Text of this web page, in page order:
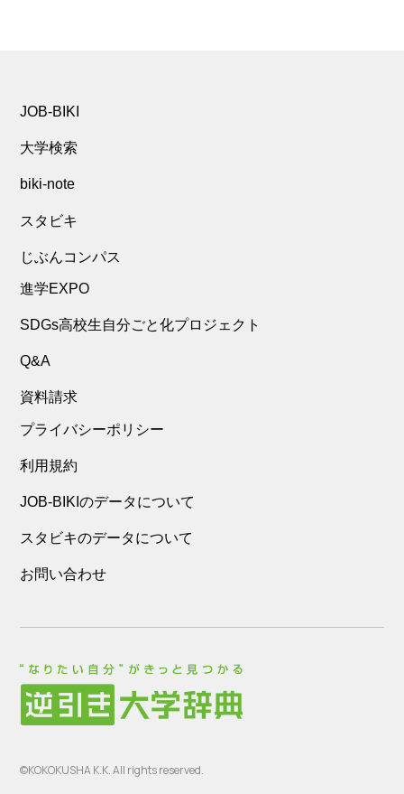
JOB-BIKI
大学検索
biki-note
スタビキ
じぶんコンパス
進学EXPO
SDGs高校生自分ごと化プロジェクト
Q&A
資料請求
プライバシーポリシー
利用規約
JOB-BIKIのデータについて
スタビキのデータについて
お問い合わせ
©KOKOKUSHA K.K. All rights reserved.